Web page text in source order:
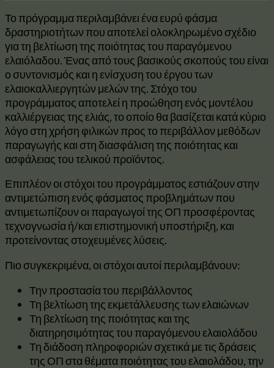
Το πρόγραμμα περιλαμβάνει ένα ευρύ φάσμα
δραστηριοτήτων που αποτελεί ολοκληρωμένο σχέδιο
για τη βελτίωση της ποιότητας του παραγόμενου
ελαιόλαδου. Ένας από τους βασικούς σκοπούς του είναι
ο συντονισμός και η ενίσχυση του έργου των
ελαιοκαλλιεργητών μελών της. Στόχο του
προγράμματος αποτελεί η προώθηση ενός μοντέλου
καλλιέργειας της ελιάς, το οποίο θα βασίζεται κατά κύριο
λόγο στη χρήση φιλικών προς το περιβάλλον μεθόδων
παραγωγής και στη διασφάλιση της ποιότητας και
ασφάλειας του τελικού προϊόντος.
Επιπλέον οι στόχοι του προγράμματος εστιάζουν στην
αντιμετώπιση ενός φάσματος προβλημάτων που
αντιμετωπίζουν οι παραγωγοί της ΟΠ προσφέροντας
τεχνογνωσία ή/και επιστημονική υποστήριξη, και
προτείνοντας στοχευμένες λύσεις.
Πιο συγκεκριμένα, οι στόχοι αυτοί περιλαμβάνουν:
Την προστασία του περιβάλλοντος
Τη βελτίωση της εκμετάλλευσης των ελαιώνων
Τη βελτίωση της ποιότητας και της
διατηρησιμότητας του παραγόμενου ελαιολάδου
Τη διάδοση πληροφοριών σχετικά με τις δράσεις
της ΟΠ στα θέματα ποιότητας του ελαιολάδου, την